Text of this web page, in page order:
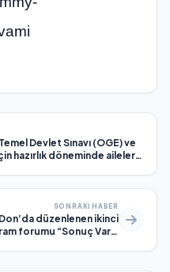
Devlet Sınavı (OGE) ve
hazırlık döneminde aileleri
SONRAKI HABER
düzenlenen ikinci
forumu “Sonuç Var!”